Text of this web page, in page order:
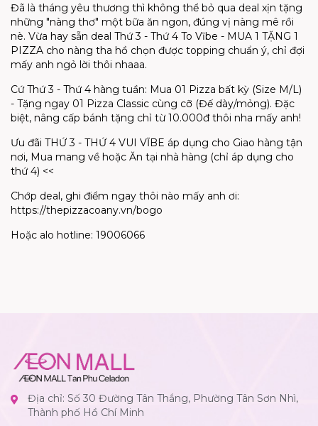
Đã là tháng yêu thương thì không thể bỏ qua deal xịn tặng
những "nàng thơ" một bữa ăn ngon, đúng vị nàng mê rồi
nè. Vừa hay sẵn deal Thứ 3 - Thứ 4 To Vĩbe - MUA 1 TẶNG 1
PIZZA cho nàng tha hồ chọn được topping chuẩn ý, chỉ đợi
mấy anh ngỏ lời thôi nhaaa.
Cứ Thứ 3 - Thứ 4 hàng tuần: Mua 01 Pizza bất kỳ (Size M/L)
- Tặng ngay 01 Pizza Classic cùng cỡ (Đế dày/mỏng). Đặc
biệt, nâng cấp bánh tặng chỉ từ 10.000đ thôi nha mấy anh!
Ưu đãi THỨ 3 - THỨ 4 VUI VĨBE áp dụng cho Giao hàng tận
nơi, Mua mang về hoặc Ăn tại nhà hàng (chỉ áp dụng cho
thứ 4) <<
Chớp deal, ghi điểm ngay thôi nào mấy anh ơi:
https://thepizzacoany.vn/bogo
Hoặc alo hotline: 19006066
Địa chỉ: Số 30 Đường Tân Thắng, Phường Tân Sơn Nhì,
Thành phố Hồ Chí Minh